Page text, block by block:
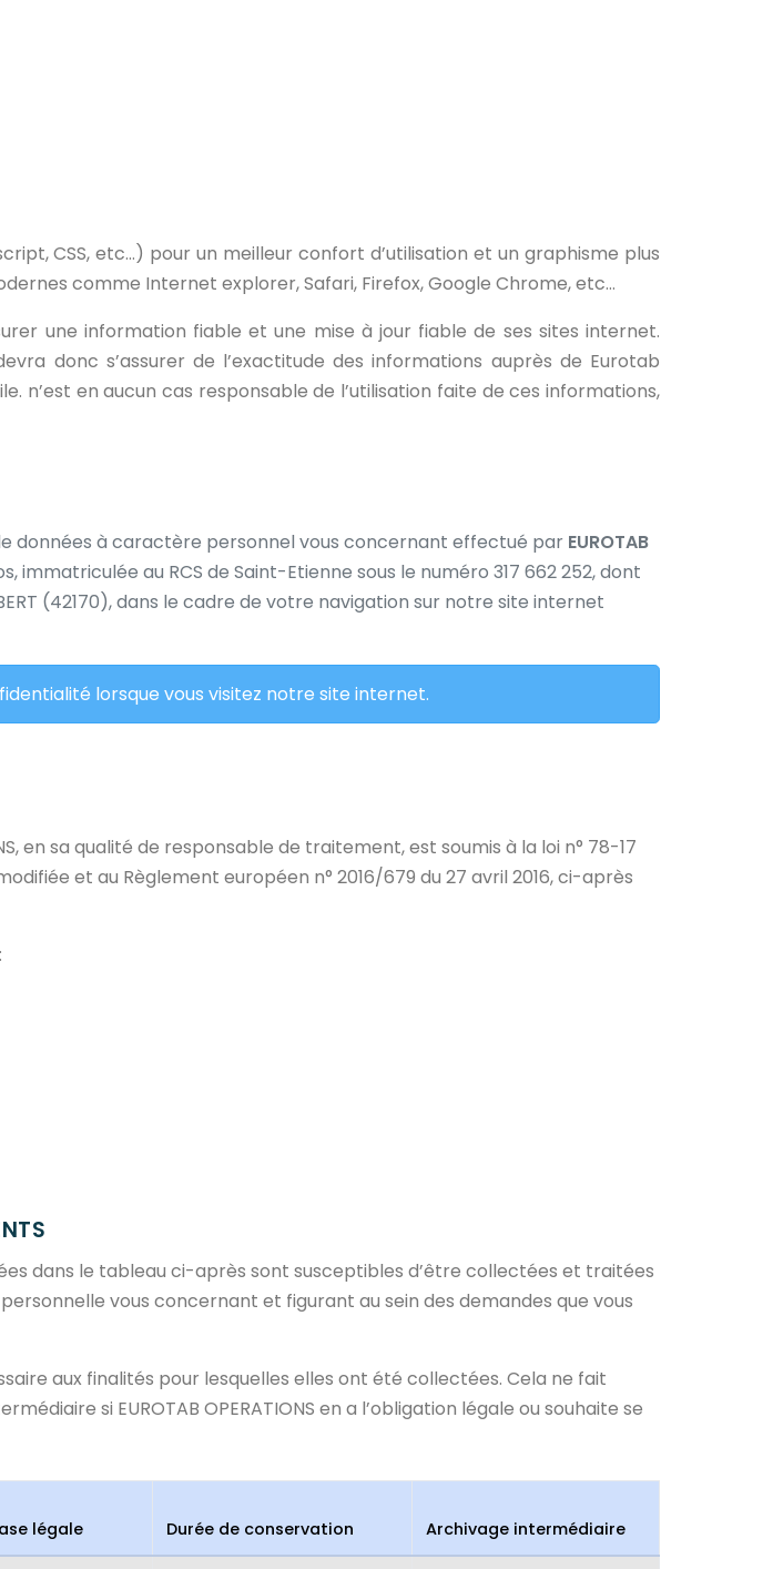
CSS, etc…) pour un meilleur confort d’utilisation et un graphisme plus
comme Internet explorer, Safari, Firefox, Google Chrome, etc…
une information fiable et une mise à jour fiable de ses sites internet.
donc s’assurer de l’exactitude des informations auprès de Eurotab
n’est en aucun cas responsable de l’utilisation faite de ces informations,
données à caractère personnel vous concernant effectué par EUROTAB
immatriculée au RCS de Saint-Etienne sous le numéro 317 662 252, dont
(42170), dans le cadre de votre navigation sur notre site internet
lorsque vous visitez notre site internet.
en sa qualité de responsable de traitement, est soumis à la loi n° 78-17
et au Règlement européen n° 2016/679 du 27 avril 2016, ci-après
dans le tableau ci-après sont susceptibles d’être collectées et traitées
vous concernant et figurant au sein des demandes que vous
aux finalités pour lesquelles elles ont été collectées. Cela ne fait
si EUROTAB OPERATIONS en a l’obligation légale ou souhaite se
légale Durée de conservation Archivage intermédiaire
et compétentes, réparties sur nos 2 sites de production en France.
de développement durable.